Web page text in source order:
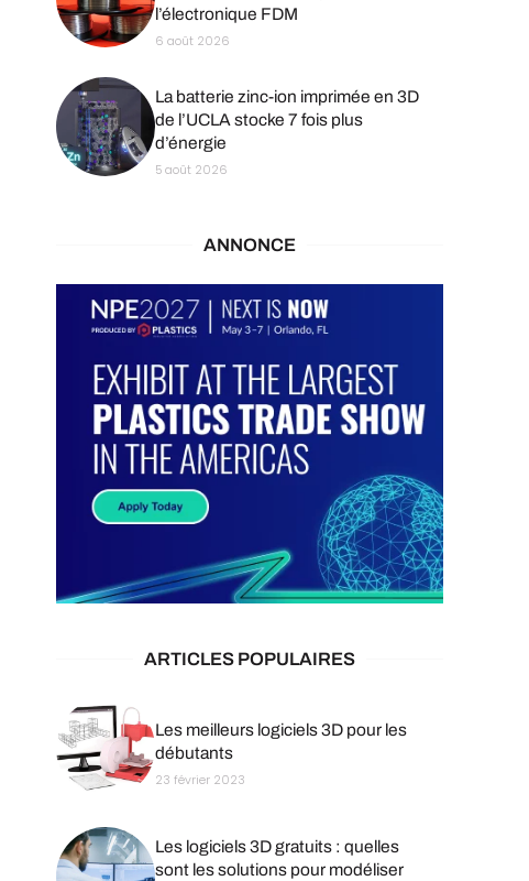
l’électronique FDM
6 août 2026
La batterie zinc-ion imprimée en 3D
de l’UCLA stocke 7 fois plus
d’énergie
5 août 2026
ANNONCE
ARTICLES POPULAIRES
Les meilleurs logiciels 3D pour les
débutants
23 février 2023
Les logiciels 3D gratuits : quelles
sont les solutions pour modéliser